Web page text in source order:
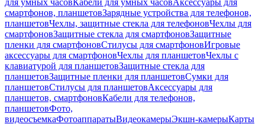
для умных часовКабели для умных часовАксессуары для
смартфонов, планшетовЗарядные устройства для телефонов,
планшетовЧехлы, защитные стекла для телефоновЧехлы для
смартфоновЗащитные стекла для смартфоновЗащитные
пленки для смартфоновСтилусы для смартфоновИгровые
аксессуары для смартфоновЧехлы для планшетовЧехлы с
клавиатурой для планшетовЗащитные стекла для
планшетовЗащитные пленки для планшетовСумки для
планшетовСтилусы для планшетовАксессуары для
планшетов, смартфоновКабели для телефонов,
планшетовФото,
видеосъемкаФотоаппаратыВидеокамерыЭкшн-камерыКарты